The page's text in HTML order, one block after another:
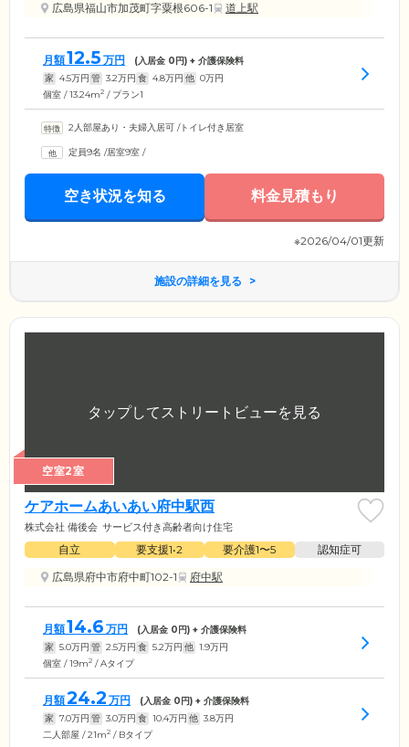
広島県福山市加茂町字粟根606-1
道上駅
月額12.5 万円 (入居金 0円) + 介護保険料
家 4.5万円 管 3.2万円 食 4.8万円 他 0万円
個室 / 13.24m2 / プラン1
2人部屋あり・夫婦入居可 /トイレ付き居室
定員9名 /居室9室 /
空き状況を知る 料金見積もり
※2026/04/01更新
施設の詳細を見る
空室2室
ケアホームあいあい府中駅西
株式会社 備後会 サービス付き高齢者向け住宅
自立 要支援1•2 要介護1〜5
認知症可
広島県府中市府中町102-1
府中駅
月額14.6 万円 (入居金 0円) + 介護保険料
家 5.0万円 管 2.5万円 食 5.2万円 他 1.9万円
個室 / 19m2 / Aタイプ
月額24.2 万円 (入居金 0円) + 介護保険料
家 7.0万円 管 3.0万円 食 10.4万円 他 3.8万円
二人部屋 / 21m2 / Bタイプ